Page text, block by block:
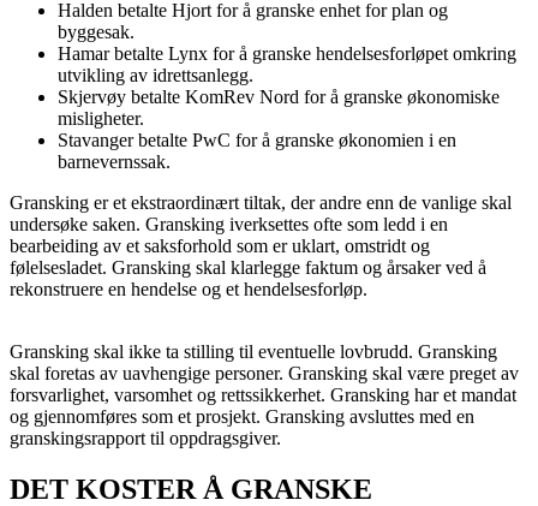
Halden betalte Hjort for å granske enhet for plan og
byggesak.
Hamar betalte Lynx for å granske hendelsesforløpet omkring
utvikling av idrettsanlegg.
Skjervøy betalte KomRev Nord for å granske økonomiske
misligheter.
Stavanger betalte PwC for å granske økonomien i en
barnevernssak.
Gransking er et ekstraordinært tiltak, der andre enn de vanlige skal
undersøke saken. Gransking iverksettes ofte som ledd i en
bearbeiding av et saksforhold som er uklart, omstridt og
følelsesladet. Gransking skal klarlegge faktum og årsaker ved å
rekonstruere en hendelse og et hendelsesforløp.
Gransking skal ikke ta stilling til eventuelle lovbrudd. Gransking
skal foretas av uavhengige personer. Gransking skal være preget av
forsvarlighet, varsomhet og rettssikkerhet. Gransking har et mandat
og gjennomføres som et prosjekt. Gransking avsluttes med en
granskingsrapport til oppdragsgiver.
DET KOSTER Å GRANSKE